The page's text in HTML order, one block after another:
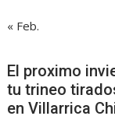
« Feb.
El proximo
tu trineo
en Villarrica